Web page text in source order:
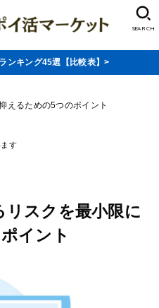
SEARCH
ンキング45選【比較表】>
えるための5つのポイント
す
リスクを最小限に
イント